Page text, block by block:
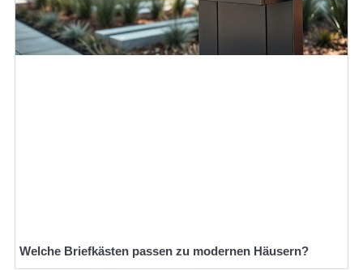
Welche Briefkästen passen zu modernen Häusern?